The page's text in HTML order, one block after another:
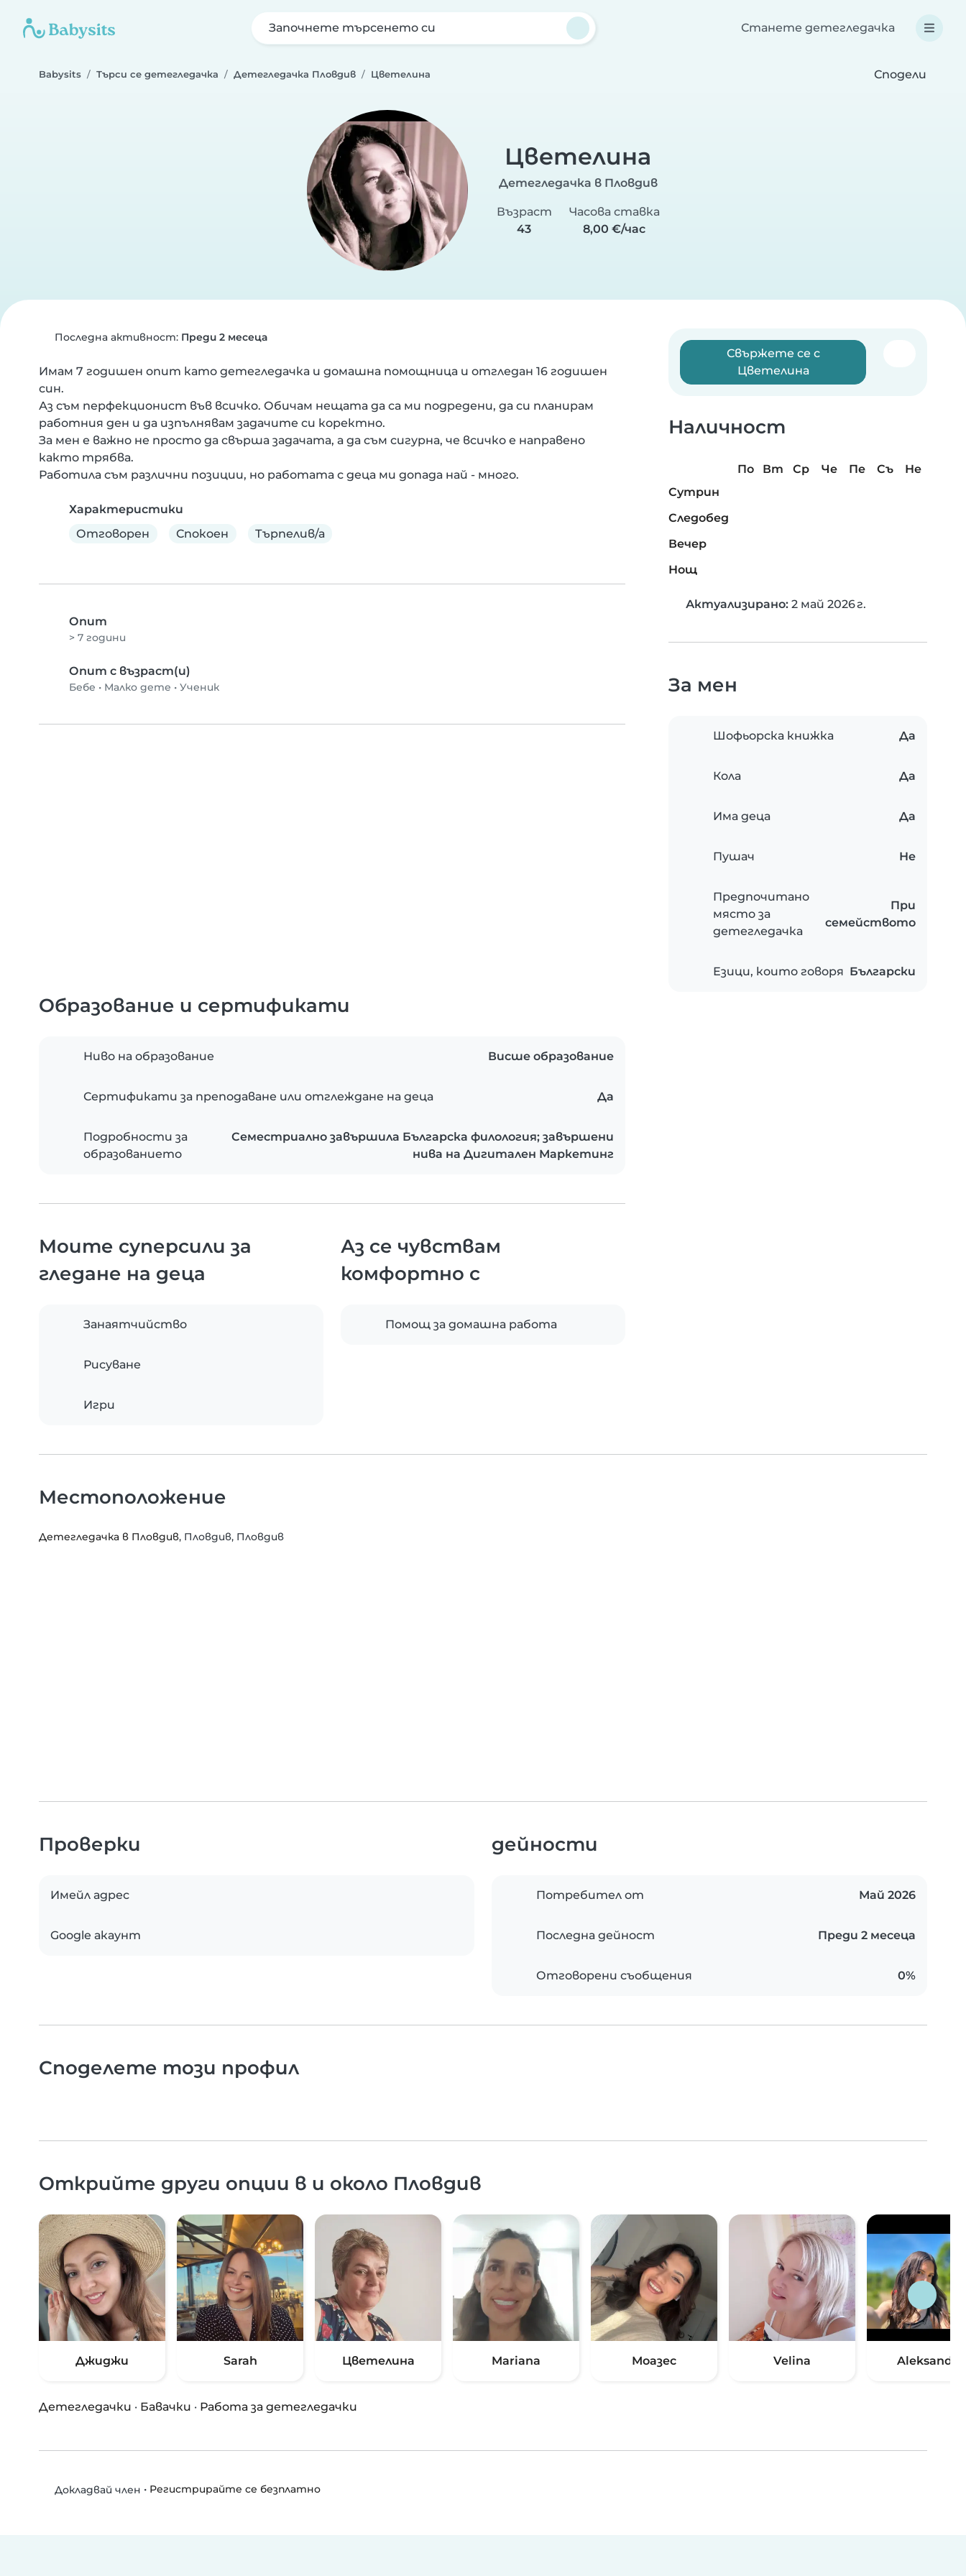
Започнете търсенето си Станете детегледачка
Babysits Търси се детегледачка Детегледачка Пловдив Цветелина Сподели
Цветелина
Детегледачка в Пловдив
Възраст
43
Часова ставка
8,00 €/час
Последна активност: Преди 2 месеца
Имам 7 годишен опит като детегледачка и домашна помощница и отгледан 16 годишен
син.
Аз съм перфекционист във всичко. Обичам нещата да са ми подредени, да си планирам
работния ден и да изпълнявам задачите си коректно.
За мен е важно не просто да свърша задачата, а да съм сигурна, че всичко е направено
както трябва.
Работила съм различни позиции, но работата с деца ми допада най - много.
Характеристики
Отговорен
Спокоен Търпелив/а
Опит
> 7 години
Опит с възраст(и)
Бебе • Малко дете • Ученик
Свържете се с
Цветелина
Наличност
По Вт Ср Че Пе Съ
Не
Сутрин
Следобед
Вечер
Нощ
Актуализирано: 2 май 2026 г.
За мен
Шофьорска книжка Да
Кола Да
Има деца Да
Пушач Не
Предпочитано
място за
детегледачка
При
семейството
Езици, които говоря Български
Образование и сертификати
Ниво на образование Висше образование
Сертификати за преподаване или отглеждане на деца Да
Подробности за
образованието
Семестриално завършила Българска филология; завършени
нива на Дигитален Маркетинг
Моите суперсили за
гледане на деца
Занаятчийство
Рисуване
Игри
Аз се чувствам
комфортно с
Помощ за домашна работа
Местоположение
Детегледачка в Пловдив, Пловдив, Пловдив
Проверки
Имейл адрес
Google акаунт
дейности
Потребител от Май 2026
Последна дейност Преди 2 месеца
Отговорени съобщения 0%
Споделете този профил
Открийте други опции в и около Пловдив
Джиджи Sarah Цветелина Mariana Моазес Velina Aleksandra
Детегледачки · Бавачки · Работа за детегледачки
Докладвай член • Регистрирайте се безплатно